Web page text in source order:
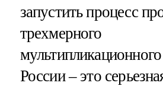
запустить процесс
трехмерного
России – это